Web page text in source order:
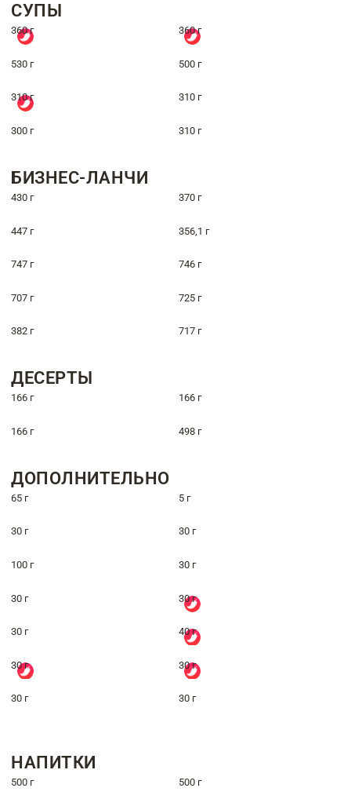
СУПЫ
360 г 360 г
530 г 500 г
310 г 310 г
300 г 310 г
БИЗНЕС-ЛАНЧИ
430 г 370 г
447 г 356,1 г
747 г 746 г
707 г 725 г
382 г 717 г
ДЕСЕРТЫ
166 г 166 г
166 г 498 г
ДОПОЛНИТЕЛЬНО
65 г 5 г
30 г 30 г
100 г 30 г
30 г 30 г
30 г 40 г
30 г 30 г
30 г 30 г
НАПИТКИ
500 г 500 г